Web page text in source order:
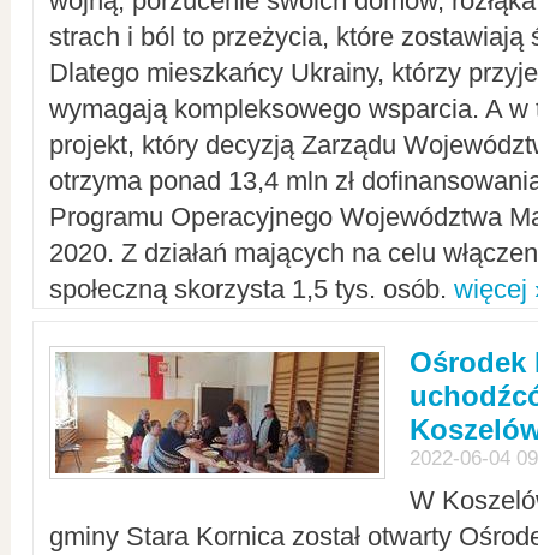
strach i ból to przeżycia, które zostawiają
Dlatego mieszkańcy Ukrainy, którzy
wymagają kompleksowego wsparcia. A w
projekt, który decyzją Zarządu
otrzyma ponad 13,4 mln zł
Programu Operacyjnego Województwa
2020. Z działań mających na celu
społeczną skorzysta 1,5 tys. osób. więcej
Ośrodek
2022-06-04
W
gminy Stara Kornica został otwarty